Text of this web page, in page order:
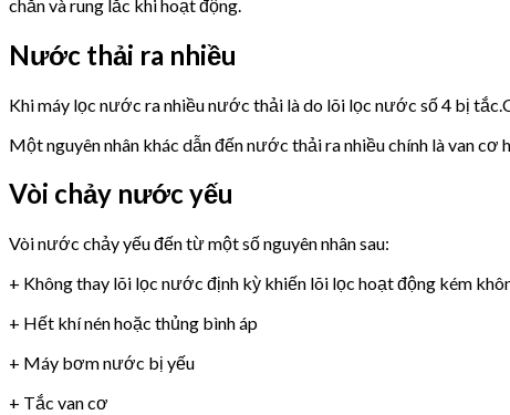
chắn và rung lắc khi hoạt động.
Nước thải ra nhiều
Khi máy lọc nước ra nhiều nước thải là do lõi lọc nước số 4 bị
Một nguyên nhân khác dẫn đến nước thải ra nhiều chính là van
Vòi chảy nước yếu
Vòi nước chảy yếu đến từ một số nguyên nhân sau:
+ Không thay lõi lọc nước định kỳ khiến lõi lọc hoạt động kém
+ Hết khí nén hoặc thủng bình áp
+ Máy bơm nước bị yếu
+ Tắc van cơ